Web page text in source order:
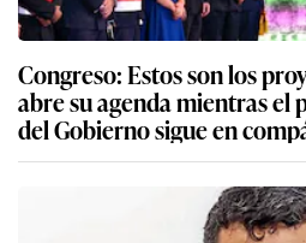
Congreso: Estos son los
abre su agenda mientras el
del Gobierno sigue en